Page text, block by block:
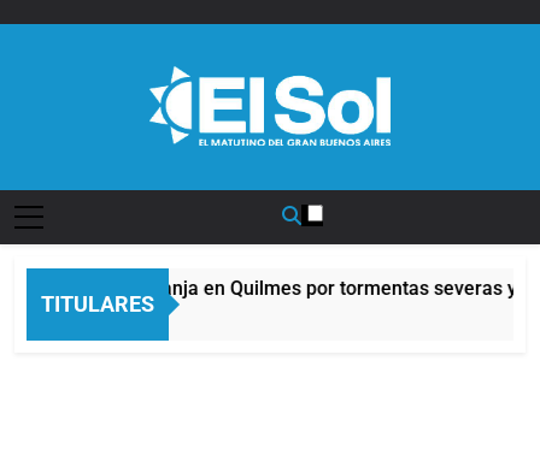
TITULARES
Alerta naranja en Quilmes por tormentas severas y
3 Horas Atrás